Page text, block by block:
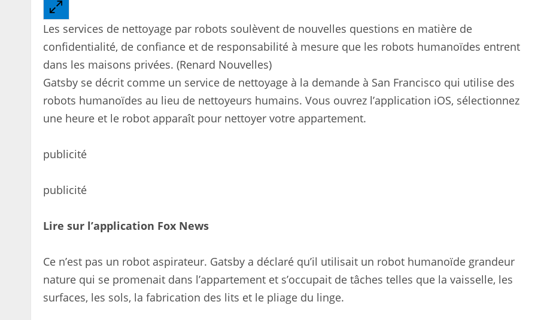
Les services de nettoyage par robots soulèvent de nouvelles questions en matière de
confidentialité, de confiance et de responsabilité à mesure que les robots humanoïdes entrent
dans les maisons privées. (Renard Nouvelles)
Gatsby se décrit comme un service de nettoyage à la demande à San Francisco qui utilise des
robots humanoïdes au lieu de nettoyeurs humains. Vous ouvrez l’application iOS, sélectionnez
une heure et le robot apparaît pour nettoyer votre appartement.
publicité
publicité
Lire sur l’application Fox News
Ce n’est pas un robot aspirateur. Gatsby a déclaré qu’il utilisait un robot humanoïde grandeur
nature qui se promenait dans l’appartement et s’occupait de tâches telles que la vaisselle, les
surfaces, les sols, la fabrication des lits et le pliage du linge.